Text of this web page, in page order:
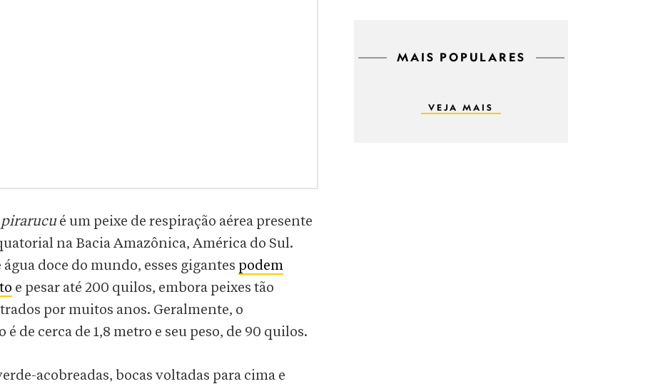
pirarucué um peixe de respiração aérea presente
na Bacia Amazônica, América do Sul.
doce do mundo, esses gigantes podem
e pesar até 200 quilos, embora peixes tão
por muitos anos. Geralmente, o
de cerca de 1,8 metro e seu peso, de 90 quilos.
acobreadas, bocas voltadas para cima e
MAIS POPULARES
VEJA MAIS